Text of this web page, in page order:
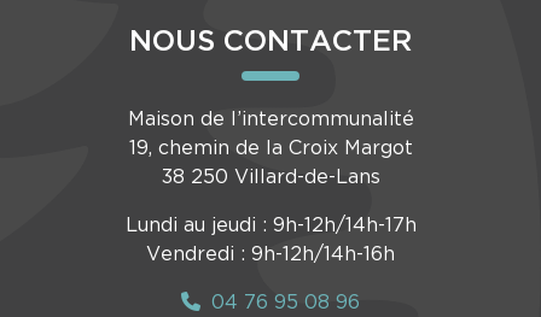
NOUS CONTACTER
Maison de l’intercommunalité
19, chemin de la Croix Margot
38 250 Villard-de-Lans
Lundi au jeudi : 9h-12h/14h-17h
Vendredi : 9h-12h/14h-16h
04 76 95 08 96